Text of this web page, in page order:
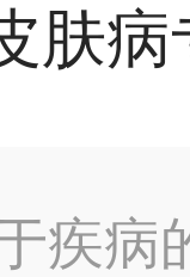
肤病
疾病